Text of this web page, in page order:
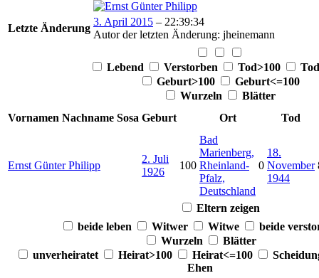
Letzte Änderung
3. April 2015 – 22:39:34
Autor der letzten Änderung: jheinemann
Lebend Verstorben Tod>100
Geburt>100
Geburt<=100
Wurzeln
Blätter
Vornamen Nachname Sosa Geburt Ort Tod
Ernst GünterPhilipp
2. Juli
1926
100
Bad
Marienberg,
Rheinland-
Pfalz,
Deutschland
0
18.
November
1944
Eltern zeigen
beide leben
Witwer Witwe
beide
Wurzeln
Blätter
unverheiratet
Heirat>100 Heirat<=100
Ehen